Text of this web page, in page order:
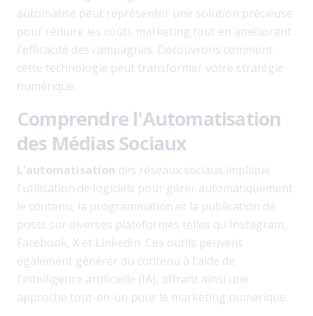
automatisé peut représenter une solution précieuse
pour réduire les coûts marketing tout en améliorant
l'efficacité des campagnes. Découvrons comment
cette technologie peut transformer votre stratégie
numérique.
Comprendre l'Automatisation
des Médias Sociaux
L'automatisation des réseaux sociaux implique
l'utilisation de logiciels pour gérer automatiquement
le contenu, la programmation et la publication de
posts sur diverses plateformes telles qu'Instagram,
Facebook, X et LinkedIn. Ces outils peuvent
également générer du contenu à l'aide de
l'intelligence artificielle (IA), offrant ainsi une
approche tout-en-un pour le marketing numérique.